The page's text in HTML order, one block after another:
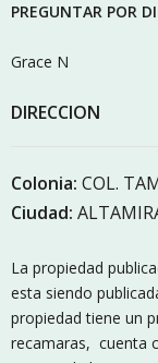
PREGUNTAR POR
Grace N
DIRECCION
Colonia:COL.
Ciudad:
La propiedad
esta siendo
propiedad tiene un
recamaras, cuenta